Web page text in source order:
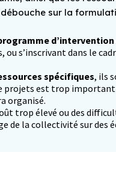
sur la
d’intervention
s’inscrivant dans le
spécifiques, ils
projets est trop
organisé.
trop élevé ou des
de la collectivité sur des